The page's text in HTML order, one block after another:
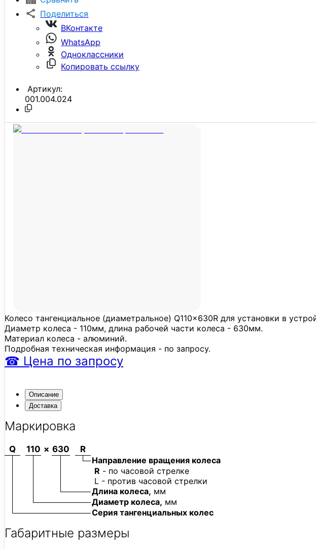
Поделиться
ВКонтакте
WhatsApp
Одноклассники
Копировать ссылку
Артикул:
001.004.024
Колесо тангенциальное (диаметральное) Q110x630R для установки в
Диаметр колеса - 110мм, длина рабочей части колеса - 630мм.
Материал колеса - алюминий.
Подробная техническая информация - по запросу.
☎ Цена по запросу
Описание
Доставка
Маркировка
Q 110 × 630
R
Направление вращения колеса
R - по часовой стрелке
L - против часовой стрелки
Длина колеса, мм
Диаметр колеса, мм
Серия тангенциальных колес
Габаритные размеры